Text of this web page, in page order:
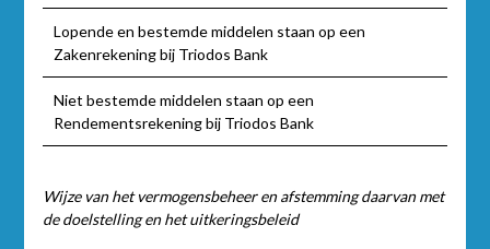
Lopende en bestemde middelen staan op een
Zakenrekening bij Triodos Bank
Niet bestemde middelen staan op een
Rendementsrekening bij Triodos Bank
Wijze van het vermogensbeheer en afstemming daarvan met
de doelstelling en het uitkeringsbeleid